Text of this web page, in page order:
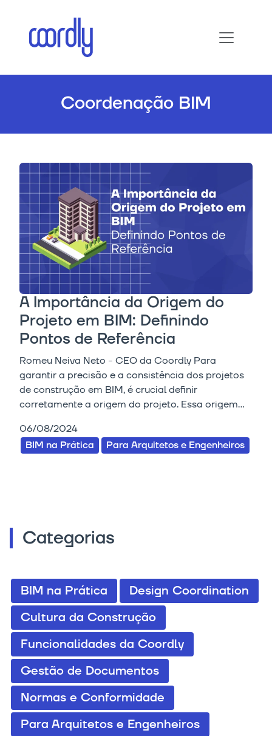
Coordenação BIM
A Importância da Origem do
Projeto em BIM: Definindo
Pontos de Referência
Romeu Neiva Neto - CEO da Coordly Para
garantir a precisão e a consistência dos projetos
de construção em BIM, é crucial definir
corretamente a origem do projeto. Essa origem...
06/08/2024
BIM na Prática
Para Arquitetos e Engenheiros
Categorias
BIM na Prática
Design Coordination
Cultura da Construção
Funcionalidades da Coordly
Gestão de Documentos
Normas e Conformidade
Para Arquitetos e Engenheiros